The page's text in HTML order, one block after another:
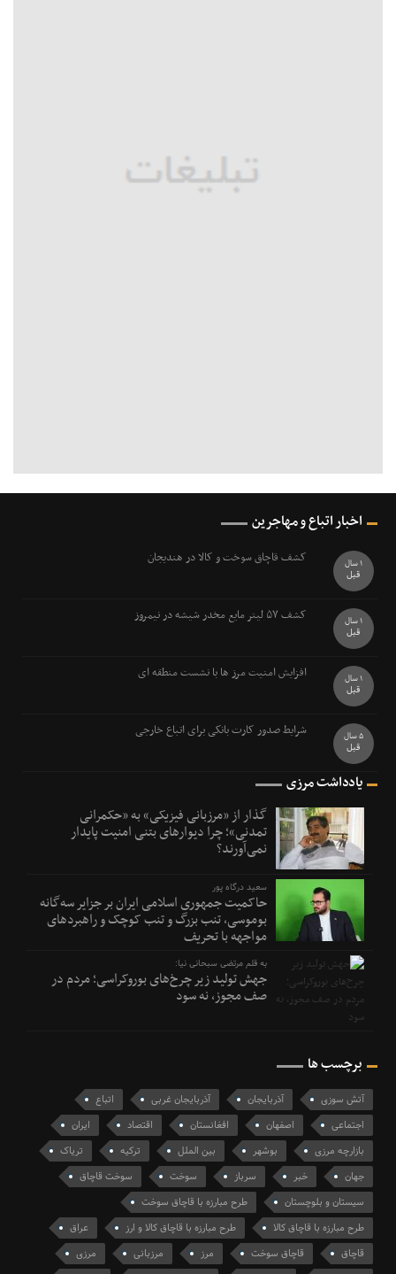
اخبار اتباع و مهاجرین
کشف قاچاق سوخت و کالا در هندیجان 1 سال
قبل
کشف ۵۷ ليتر مايع مخدر شيشه در نيمروز 1 سال
قبل
افزایش امنیت مرز ها با نشست منطقه ای 1 سال
قبل
شرایط صدور کارت بانکی برای اتباع خارجی 5 سال
قبل
یادداشت مرزی
گذار از «مرزبانی فیزیکی» به «حکمرانی
تمدنی»؛ چرا دیوارهای بتنی امنیت پایدار
نمی‌آورند؟
سعید درگاه پور
حاکمیت جمهوری اسلامی ایران بر جزایر سه‌گانه
بوموسی، تنب بزرگ و‌ تنب کوچک و راهبردهای
مواجهه با تحریف
به قلم مرتضی سبحانی نیا:
جهش تولید زیر چرخ‌های بوروکراسی؛ مردم در
صف مجوز، نه سود
برچسب ها
آتش سوزی آذربایجان آذربایجان غربی
اتباع
اجتماعی
اصفهان افغانستان اقتصاد
ایران
بازارچه مرزی
بوشهر بین الملل ترکیه
تریاک
جهان
خبر سرباز سوخت
سوخت قاچاق
سیستان و بلوچستان
طرح مبارزه با قاچاق سوخت
طرح مبارزه با قاچاق کالا
طرح مبارزه با قاچاق کالا و ارز
عراق
قاچاق
قاچاق سوخت مرز مرزبانی
مرزی